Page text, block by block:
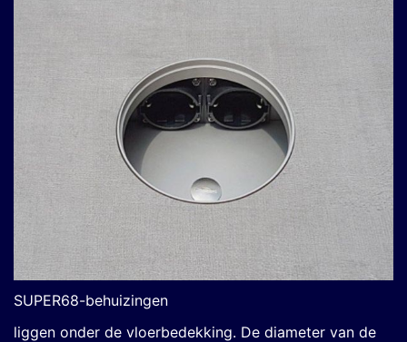
SUPER68-behuizingen
liggen onder de vloerbedekking. De diameter van de